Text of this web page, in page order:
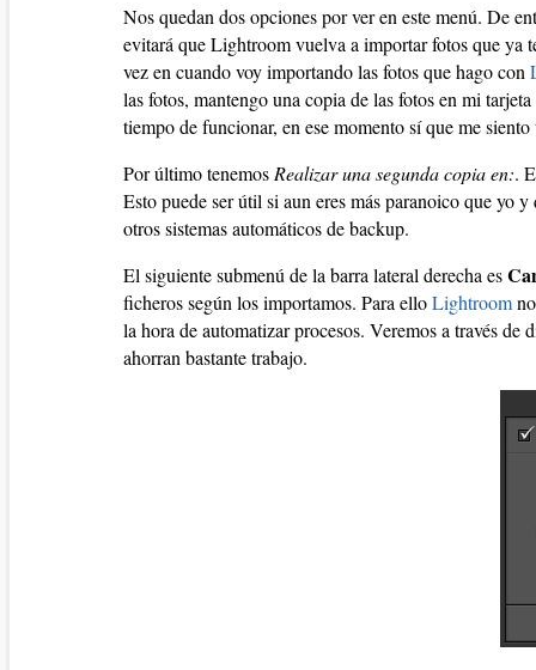
Nos quedan dos opciones por ver en este menú. De
evitará que Lightroom vuelva a importar fotos que ya
vez en cuando voy importando las fotos que hago con
las fotos, mantengo una copia de las fotos en mi
tiempo de funcionar, en ese momento sí que me
Por último tenemos Realizar una segunda copia en:.
Esto puede ser útil si aun eres más paranoico que yo
otros sistemas automáticos de backup.
El siguiente submenú de la barra lateral derecha es
ficheros según los importamos. Para elloLightroom
la hora de automatizar procesos. Veremos a través
ahorran bastante trabajo.